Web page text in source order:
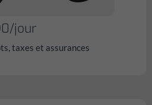
jour
taxes et assurances